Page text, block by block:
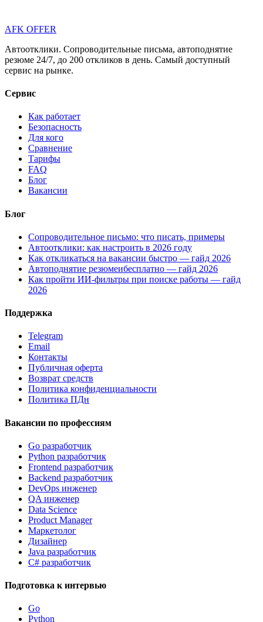
AFK OFFER
Автоотклики. Сопроводительные письма, автоподнятие
резюме 24/7, до 200 откликов в день. Самый доступный
сервис на рынке.
Сервис
Как работает
Безопасность
Для кого
Сравнение
Тарифы
FAQ
Блог
Вакансии
Блог
Сопроводительное письмо: что писать, примеры
Автоотклики: как настроить в 2026 году
Как откликаться на вакансии быстро — гайд 2026
Автоподнятие резюмеибесплатно — гайд 2026
Как пройти ИИ-фильтры при поиске работы — гайд
2026
Поддержка
Telegram
Email
Контакты
Публичная оферта
Возврат средств
Политика конфиденциальности
Политика ПДн
Вакансии по профессиям
Go разработчик
Python разработчик
Frontend разработчик
Backend разработчик
DevOps инженер
QA инженер
Data Science
Product Manager
Маркетолог
Дизайнер
Java разработчик
C# разработчик
Подготовка к интервью
Go
Python